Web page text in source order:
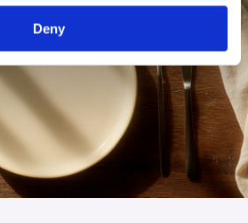
Deny